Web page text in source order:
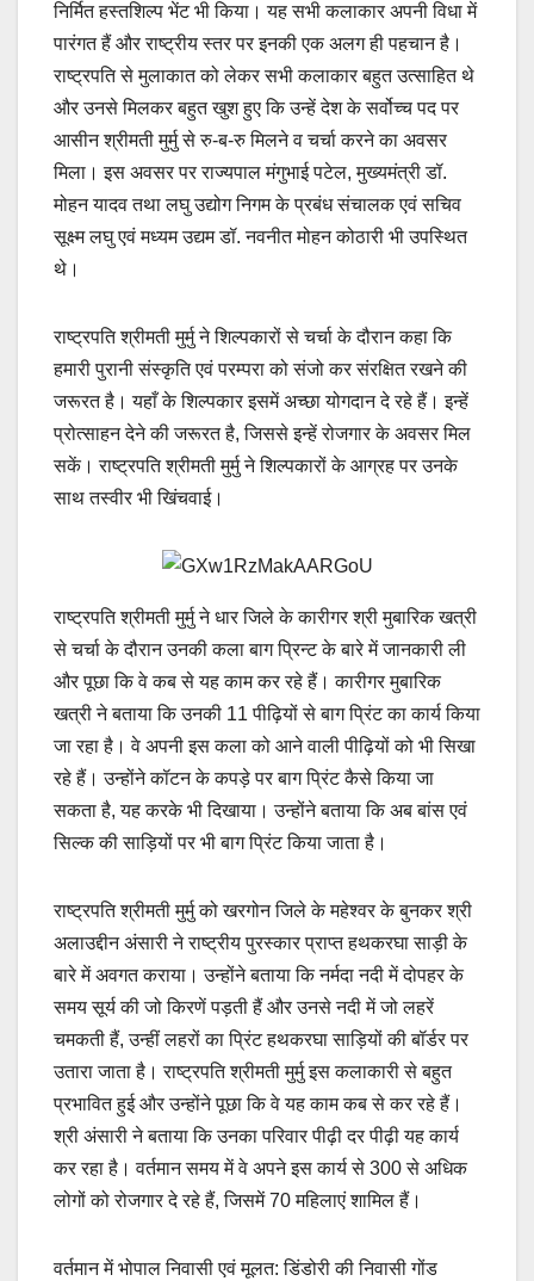
निर्मित हस्तशिल्प भेंट भी किया। यह सभी कलाकार अपनी विधा में
पारंगत हैं और राष्ट्रीय स्तर पर इनकी एक अलग ही पहचान है।
राष्ट्रपति से मुलाकात को लेकर सभी कलाकार बहुत उत्साहित थे
और उनसे मिलकर बहुत खुश हुए कि उन्हें देश के सर्वोच्च पद पर
आसीन श्रीमती मुर्मु से रु-ब-रु मिलने व चर्चा करने का अवसर
मिला। इस अवसर पर राज्यपाल मंगुभाई पटेल, मुख्यमंत्री डॉ.
मोहन यादव तथा लघु उद्योग निगम के प्रबंध संचालक एवं सचिव
सूक्ष्म लघु एवं मध्यम उद्यम डॉ. नवनीत मोहन कोठारी भी उपस्थित
थे।
राष्ट्रपति श्रीमती मुर्मु ने शिल्पकारों से चर्चा के दौरान कहा कि
हमारी पुरानी संस्कृति एवं परम्परा को संजो कर संरक्षित रखने की
जरूरत है। यहाँ के शिल्पकार इसमें अच्छा योगदान दे रहे हैं। इन्हें
प्रोत्साहन देने की जरूरत है, जिससे इन्हें रोजगार के अवसर मिल
सकें। राष्ट्रपति श्रीमती मुर्मु ने शिल्पकारों के आग्रह पर उनके
साथ तस्वीर भी खिंचवाई।
राष्ट्रपति श्रीमती मुर्मु ने धार जिले के कारीगर श्री मुबारिक खत्री
से चर्चा के दौरान उनकी कला बाग प्रिन्ट के बारे में जानकारी ली
और पूछा कि वे कब से यह काम कर रहे हैं। कारीगर मुबारिक
खत्री ने बताया कि उनकी 11 पीढ़ियों से बाग प्रिंट का कार्य किया
जा रहा है। वे अपनी इस कला को आने वाली पीढ़ियों को भी सिखा
रहे हैं। उन्होंने कॉटन के कपड़े पर बाग प्रिंट कैसे किया जा
सकता है, यह करके भी दिखाया। उन्होंने बताया कि अब बांस एवं
सिल्क की साड़ियों पर भी बाग प्रिंट किया जाता है।
राष्ट्रपति श्रीमती मुर्मु को खरगोन जिले के महेश्वर के बुनकर श्री
अलाउद्दीन अंसारी ने राष्ट्रीय पुरस्कार प्राप्त हथकरघा साड़ी के
बारे में अवगत कराया। उन्होंने बताया कि नर्मदा नदी में दोपहर के
समय सूर्य की जो किरणें पड़ती हैं और उनसे नदी में जो लहरें
चमकती हैं, उन्हीं लहरों का प्रिंट हथकरघा साड़ियों की बॉर्डर पर
उतारा जाता है। राष्ट्रपति श्रीमती मुर्मु इस कलाकारी से बहुत
प्रभावित हुई और उन्होंने पूछा कि वे यह काम कब से कर रहे हैं।
श्री अंसारी ने बताया कि उनका परिवार पीढ़ी दर पीढ़ी यह कार्य
कर रहा है। वर्तमान समय में वे अपने इस कार्य से 300 से अधिक
लोगों को रोजगार दे रहे हैं, जिसमें 70 महिलाएं शामिल हैं।
वर्तमान में भोपाल निवासी एवं मूलत: डिंडोरी की निवासी गोंड